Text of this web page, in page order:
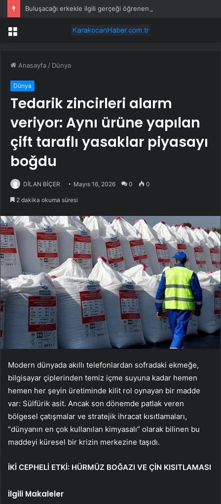
Menü
Anasayfa / Dünya
Dünya
Tedarik zincirleri alarm
veriyor: Aynı ürüne yapılan
çift taraflı yasaklar piyasayı
boğdu
DİLAN BİÇER Mayıs 16, 2026 0 0
2 dakika okuma süresi
Modern dünyada akıllı telefonlardan sofradaki ekmeğe,
bilgisayar çiplerinden temiz içme suyuna kadar hemen
hemen her şeyin üretiminde kilit rol oynayan bir madde
var: Sülfürik asit. Ancak son dönemde patlak veren
bölgesel çatışmalar ve stratejik ihracat kısıtlamaları,
“dünyanın en çok kullanılan kimyasalı” olarak bilinen bu
maddeyi küresel bir krizin merkezine taşıdı.
İKİ CEPHELİ ETKİ: HÜRMÜZ BOĞAZI VE ÇİN KISITLAMASI
İlgili Makaleler